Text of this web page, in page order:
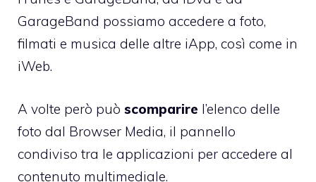
GarageBand possiamo accedere a foto,
filmati e musica delle altre iApp, così come in
iWeb.
A volte però può scomparire l’elenco delle
foto dal Browser Media, il pannello
condiviso tra le applicazioni per accedere al
contenuto multimediale.